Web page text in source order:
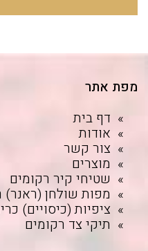
מפת אתר
דף בית
אודות
צור קשר
מוצרים
שטיחי קיר רקומים
מפות שולחן (ראנר)
ציפיות (כיסויים)
תיקי צד רקומים